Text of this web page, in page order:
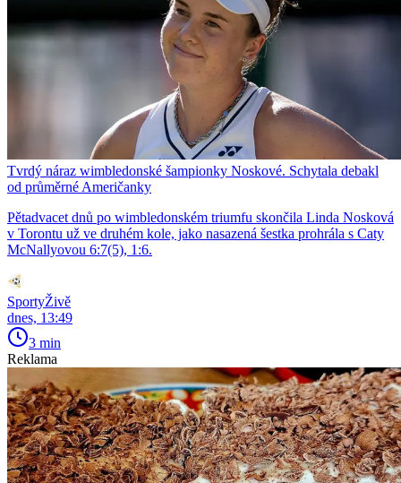
Tvrdý náraz wimbledonské šampionky Noskové. Schytala debakl
od průměrné Američanky
Pětadvacet dnů po wimbledonském triumfu skončila Linda Nosková
v Torontu už ve druhém kole, jako nasazená šestka prohrála s Caty
McNallyovou 6:7(5), 1:6.
SportyŽivě
dnes, 13:49
3 min
Reklama